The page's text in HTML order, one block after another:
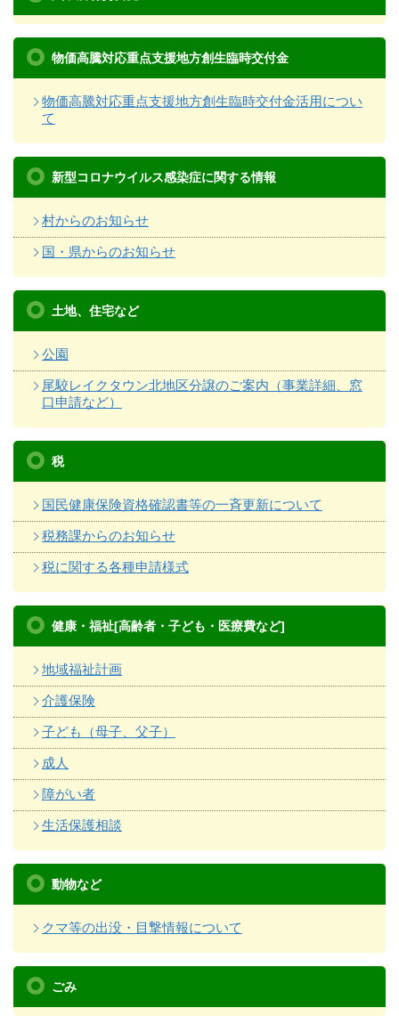
物価高騰対応重点支援地方創生臨時交付金
物価高騰対応重点支援地方創生臨時交付金活用につい
て
新型コロナウイルス感染症に関する情報
村からのお知らせ
国・県からのお知らせ
土地、住宅など
公園
尾駮レイクタウン北地区分譲のご案内（事業詳細、窓
口申請など）
税
国民健康保険資格確認書等の一斉更新について
税務課からのお知らせ
税に関する各種申請様式
健康・福祉[高齢者・子ども・医療費など]
地域福祉計画
介護保険
子ども（母子、父子）
成人
障がい者
生活保護相談
動物など
クマ等の出没・目撃情報について
ごみ